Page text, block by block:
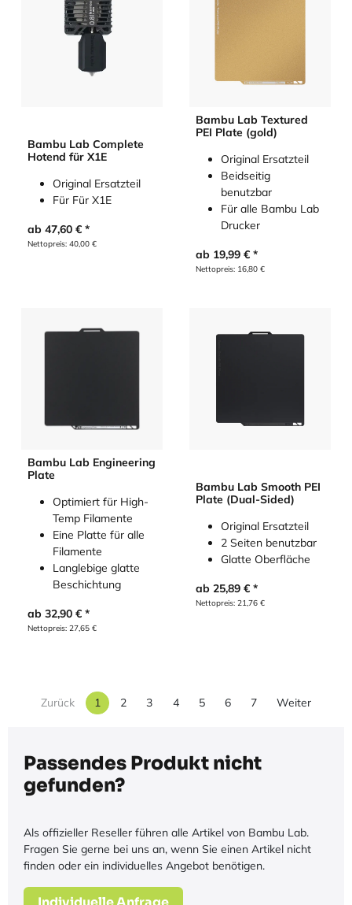
Bambu Lab Complete
Hotend für X1E
Original Ersatzteil
Für Für X1E
ab 47,60 €
Nettopreis: 40,00 €
Bambu Lab Textured
PEI Plate (gold)
Original Ersatzteil
Beidseitig
benutzbar
Für alle Bambu Lab
Drucker
ab 19,99€
Nettopreis: 16,80€
Bambu Lab Engineering
Plate
Optimiert für High-
Temp Filamente
Eine Platte für alle
Filamente
Langlebige glatte
Beschichtung
ab 32,90 €
Nettopreis: 27,65 €
Bambu Lab Smooth PEI
Plate (Dual-Sided)
Original Ersatzteil
2 Seiten benutzbar
Glatte Oberfläche
ab 25,89€
Nettopreis: 21,76€
Zurück 1 2 3 4 5 6 7 Weiter
Passendes Produkt nicht
gefunden?
Als offizieller Reseller führen alle Artikel von Bambu Lab.
Fragen Sie gerne bei uns an, wenn Sie einen Artikel nicht
finden oder ein individuelles Angebot benötigen.